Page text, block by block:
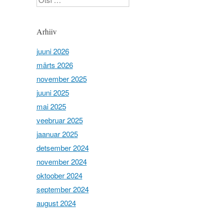
Arhiiv
juuni 2026
märts 2026
november 2025
juuni 2025
mai 2025
veebruar 2025
jaanuar 2025
detsember 2024
november 2024
oktoober 2024
september 2024
august 2024